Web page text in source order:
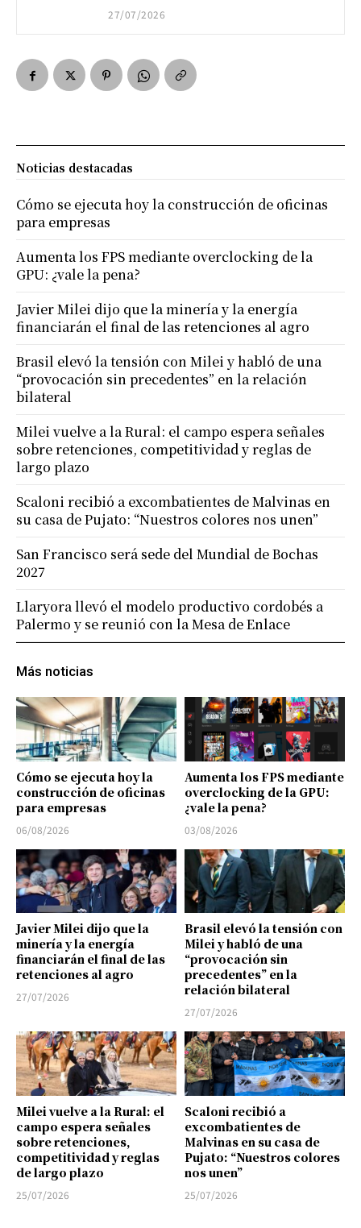
27/07/2026
Más noticias
Cómo se ejecuta hoy la
construcción de oficinas
para empresas
06/08/2026
Aumenta los FPS mediante
overclocking de la GPU:
¿vale la pena?
03/08/2026
Javier Milei dijo que la
minería y la energía
financiarán el final de las
retenciones al agro
27/07/2026
Brasil elevó la tensión con
Milei y habló de una
“provocación sin
precedentes” en la
relación bilateral
27/07/2026
Milei vuelve a la Rural: el
campo espera señales
sobre retenciones,
competitividad y reglas
de largo plazo
25/07/2026
Scaloni recibió a
excombatientes de
Malvinas en su casa de
Pujato: “Nuestros colores
nos unen”
25/07/2026
Noticias destacadas
Cómo se ejecuta hoy la construcción de oficinas
para empresas
Aumenta los FPS mediante overclocking de la
GPU: ¿vale la pena?
Javier Milei dijo que la minería y la energía
financiarán el final de las retenciones al agro
Brasil elevó la tensión con Milei y habló de una
“provocación sin precedentes” en la relación
bilateral
Milei vuelve a la Rural: el campo espera señales
sobre retenciones, competitividad y reglas de
largo plazo
Scaloni recibió a excombatientes de Malvinas en
su casa de Pujato: “Nuestros colores nos unen”
San Francisco será sede del Mundial de Bochas
2027
Llaryora llevó el modelo productivo cordobés a
Palermo y se reunió con la Mesa de Enlace